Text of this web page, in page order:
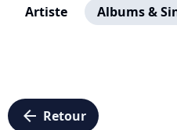
Artiste Albums &
arrow_left Retour